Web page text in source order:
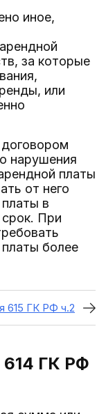
иное,
за которые
или
нарушения
платы
от него
в
При
более
615 ГК РФ ч.2
ГК РФ